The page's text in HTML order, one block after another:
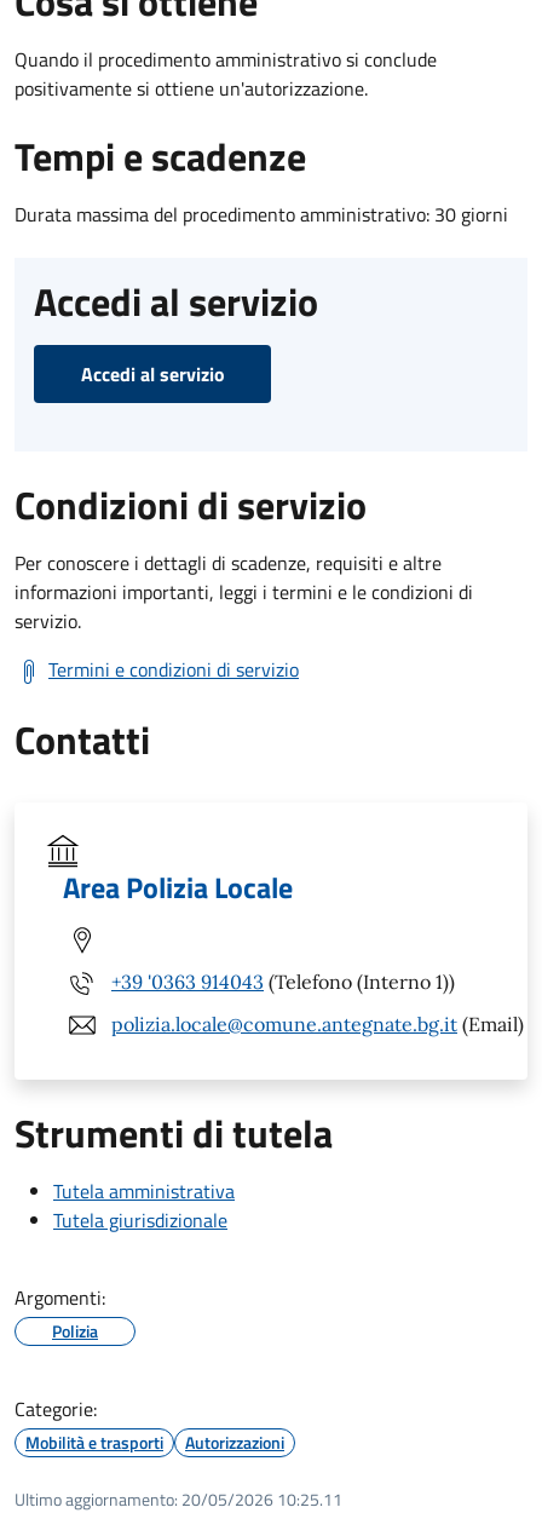
Quando il procedimento amministrativo si conclude
positivamente si ottiene un'autorizzazione.
Tempi e scadenze
Durata massima del procedimento amministrativo: 30 giorni
Accedi al servizio
Accedi al servizio
Condizioni di servizio
Per conoscere i dettagli di scadenze, requisiti e altre
informazioni importanti, leggi i termini e le condizioni di
servizio.
Termini e condizioni di servizio
Contatti
Area Polizia Locale
+39 '0363 914043 (Telefono (Interno 1))
polizia.locale@comune.antegnate.bg.it (Email)
Strumenti di tutela
Tutela amministrativa
Tutela giurisdizionale
Argomenti:
Polizia
Categorie:
Mobilità e trasporti Autorizzazioni
Ultimo aggiornamento: 20/05/2026 10:25.11